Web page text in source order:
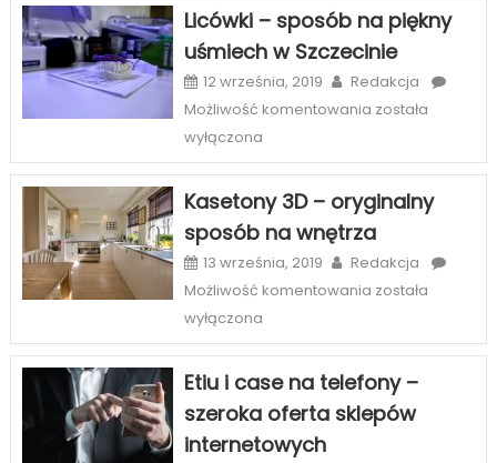
Licówki – sposób na piękny
uśmiech w Szczecinie
12 września, 2019
Redakcja
Możliwość komentowania Licówki
sposób
piękny
uśmiech
w
Szczecinie
została
wyłączona
Kasetony 3D – oryginalny
sposób na wnętrza
13 września, 2019
Redakcja
Możliwość komentowania Kasetony
–
sposób
na
została
wyłączona
Etiu i case na telefony –
szeroka oferta sklepów
internetowych